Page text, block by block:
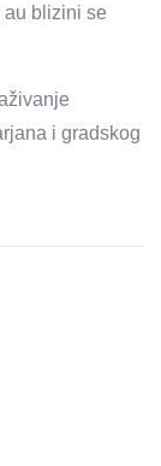
blizini se
i gradskog